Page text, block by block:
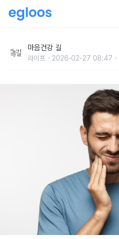
마음건강 길
라이프 2026-02-27 08:47